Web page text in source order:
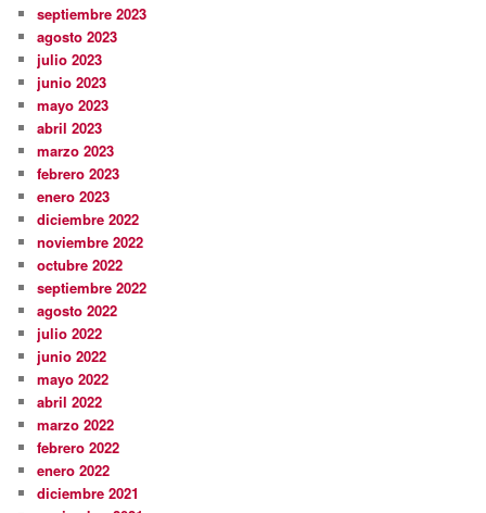
septiembre 2023
agosto 2023
julio 2023
junio 2023
mayo 2023
abril 2023
marzo 2023
febrero 2023
enero 2023
diciembre 2022
noviembre 2022
octubre 2022
septiembre 2022
agosto 2022
julio 2022
junio 2022
mayo 2022
abril 2022
marzo 2022
febrero 2022
enero 2022
diciembre 2021